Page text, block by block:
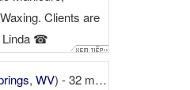
Clients are
Linda ☎
, WV) - 32 miles